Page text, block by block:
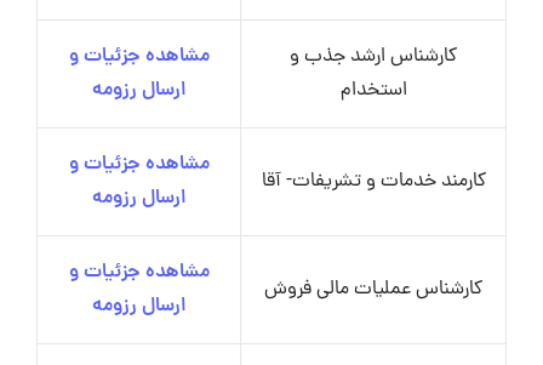
کارشناس ارشد جذب و
استخدام
مشاهده جزئیات و
ارسال رزومه
کارمند خدمات و تشریفات- آقا
مشاهده جزئیات و
ارسال رزومه
کارشناس عملیات مالی فروش
مشاهده جزئیات و
ارسال رزومه